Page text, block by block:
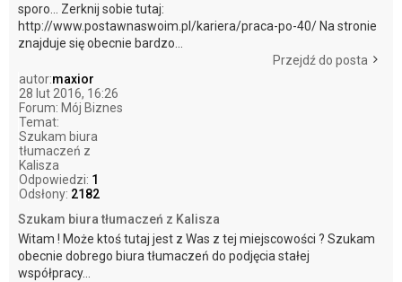
sporo... Zerknij sobie tutaj:
http://www.postawnaswoim.pl/kariera/praca-po-40/ Na stronie
znajduje się obecnie bardzo...
Przejdź do posta
autor:maxior
28 lut 2016, 16:26
Forum: Mój Biznes
Temat:
Szukam biura
tłumaczeń z
Kalisza
Odpowiedzi: 1
Odsłony: 2182
Szukam biura tłumaczeń z Kalisza
Witam ! Może ktoś tutaj jest z Was z tej miejscowości ? Szukam
obecnie dobrego biura tłumaczeń do podjęcia stałej
współpracy...